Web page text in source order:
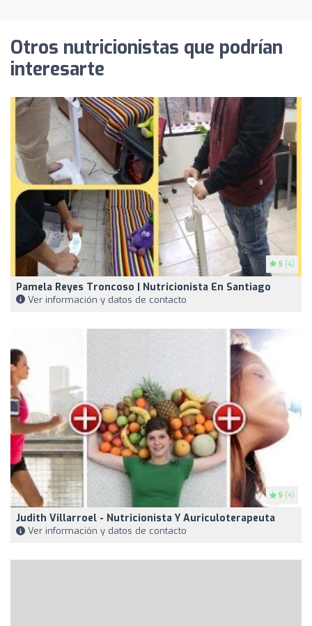
Otros nutricionistas que podrían
interesarte
5 (4)
Pamela Reyes Troncoso | Nutricionista En Santiago
Ver información y datos de contacto
5 (4)
Judith Villarroel - Nutricionista Y Auriculoterapeuta
Ver información y datos de contacto